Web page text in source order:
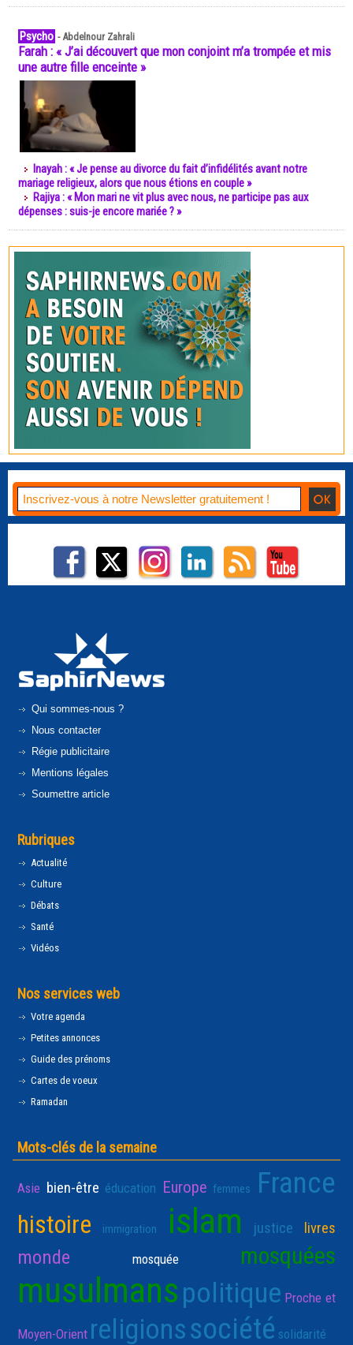
Psycho -Abdelnour Zahrali
Farah : « J’ai découvert que mon conjoint m’a trompée et mis
une autre fille enceinte »
Inayah : « Je pense au divorce du fait d’infidélités avant notre
mariage religieux, alors que nous étions en couple »
Rajiya : « Mon mari ne vit plus avec nous, ne participe pas aux
dépenses : suis-je encore mariée ? »
Qui sommes-nous ?
Nous contacter
Régie publicitaire
Mentions légales
Soumettre article
Rubriques
Actualité
Culture
Débats
Santé
Vidéos
Nos services web
Votre agenda
Petites annonces
Guide des prénoms
Cartes de voeux
Ramadan
Mots-clés de la semaine
Asie bien-être éducation Europe femmes France
histoire immigration islam justice livres
monde mosquée mosquées
musulmanspolitique Proche et
Moyen-Orient religionssociété solidarité